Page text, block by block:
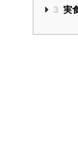
3 実